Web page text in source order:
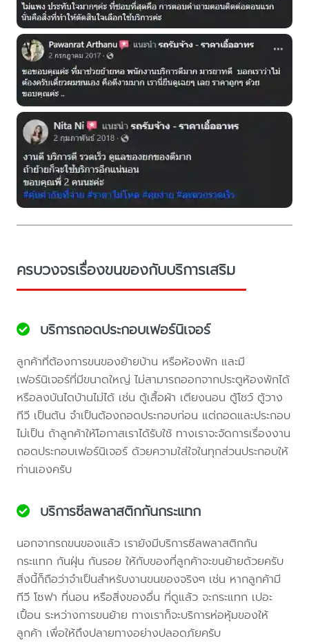
ครบวงจรเรื่องขนของกับบริการเสริม
บริการถอดประกอบเฟอร์นิเจอร์
ลูกค้าที่ต้องการขนของย้ายบ้าน หรือห้องพัก และมี
เฟอร์นิเจอร์ที่มีขนาดใหญ่ ไม่สามารถออกจากประตูห้องพักได้
หรือลงบันไดบ้านไม่ได้ เช่น ตู้เสื้อผ้า เตียงนอน ตู้โชว์ ตู้วาง
ทีวี เป็นต้น จำเป็นต้องถอดประกอบก่อน แต่ถอดและประกอบ
ไม่เป็น ถ้าลูกค้าให้โอกาสเราได้รับใช้ ทางเราจะจัดการเรื่องงาน
ถอดประกอบเฟอร์นิเจอร์ ด้วยความใส่ใจในทุกส่วนประกอบให้
ท่านเองครับ
บริการซีลพลาสติกกันกระแทก
นอกจากรถขนของแล้ว เรายังมีบริการซีลพลาสติกกัน
กระแทก กันฝุ่น กันรอย ให้กับของที่ลูกค้าจะขนย้ายด้วยครับ
สิ่งนี้ก็ถือว่าจำเป็นสำหรับงานขนของจริงๆ เช่น หากลูกค้ามี
ทีวี โซฟา ที่นอน หรือสิ่งของอื่น ที่ดูแล้ว จะกระแทก เปอะ
เปื้อน ระหว่างการขนย้าย ทางเราก็จะบริการห่อหุ้มของให้
ลูกค้า เพื่อให้ถึงปลายทางอย่างปลอดภัยครับ